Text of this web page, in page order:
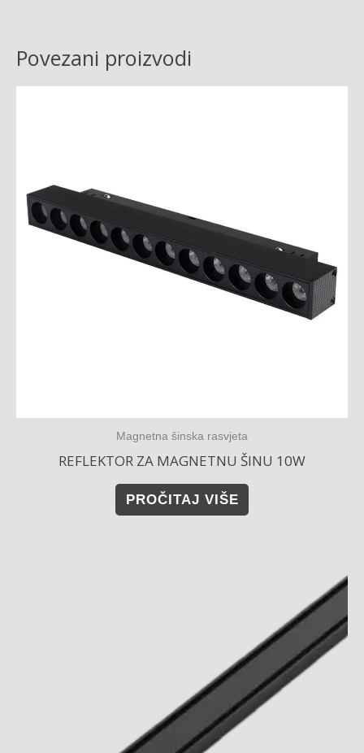
Povezani proizvodi
Magnetna šinska rasvjeta
REFLEKTOR ZA MAGNETNU ŠINU 10W
PROČITAJ VIŠE